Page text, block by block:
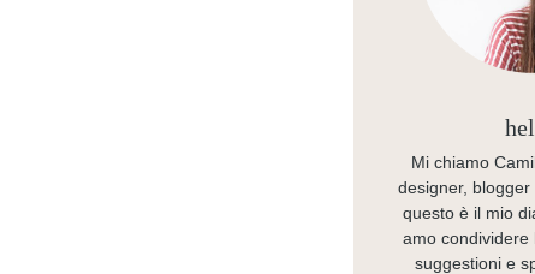
Mi chiamo
designer, blogger
questo è il mio
amo condividere
suggestioni e